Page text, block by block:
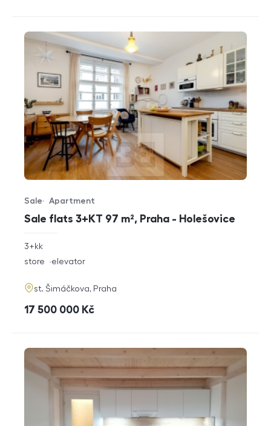
Sale flats 3+KT 97 m², Praha - Holešovice
Offer type
Sale
Property type
Apartment
rozměry
disposition
3+kk
funkce
store elevator
adresa
st. Šimáčkova, Praha
cena
17 500 000 Kč